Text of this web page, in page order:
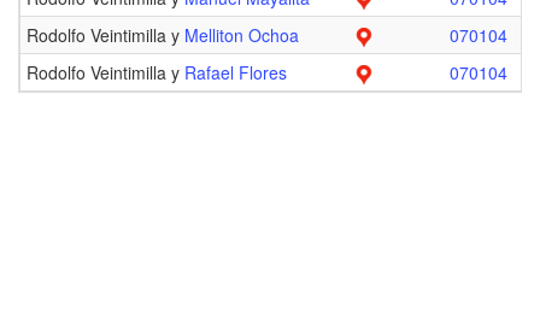
Rodolfo Veintimilla y Melliton Ochoa
070104
Rodolfo Veintimilla y Rafael Flores 070104